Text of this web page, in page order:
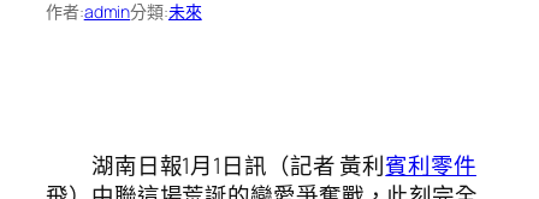
作者:admin分類:未來
湖南日報1月1日訊（記者 黃利賓利零件